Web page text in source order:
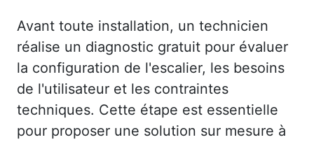
Avant toute installation, un technicien
réalise un diagnostic gratuit pour évaluer
la configuration de l'escalier, les besoins
de l'utilisateur et les contraintes
techniques. Cette étape est essentielle
pour proposer une solution sur mesure à